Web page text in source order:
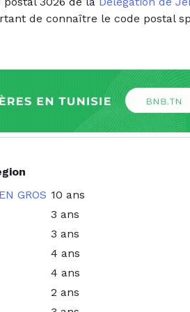
de connaître le code postal
GROS 10 ans
3 ans
3 ans
4 ans
4 ans
2 ans